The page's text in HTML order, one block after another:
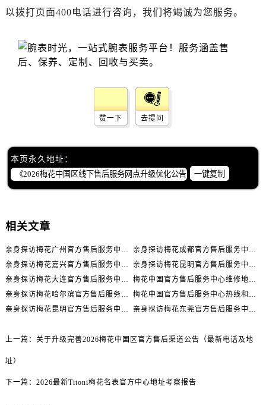
四川省南充市高坪区江东大道售后服务中心（需提前预约）
四川省雅安市雨城区熊猫大道售后服务中心（需提前预约）
四川省自贡市自流井区华商北路售后服务中心（需提前预约）
西藏自治区昌都市卡若区昌都西路售后服务中心（需提前预约）
以拨打页面400电话进行咨询，我们将竭诚为您服务。
赞一下 去提问
本页永久地址：
一键复制
相关文章
亲身探访梅花广州官方售后服务中心｜全部地址与售后电话（2026年7月最新）
亲身探访梅花成都官方售后服务中心｜网点地址与电话（2026年7月最新）
亲身探访梅花嘉兴官方售后服务中心｜网点地址与电话（2026年7月最新）
亲身探访梅花昆明官方售后服务中心｜地址与官方电话（2026年7月最新）
亲身探访梅花大连官方售后服务中心｜网点地址与电话（2026年7月最新）
梅花中国官方售后服务中心维修地址与客服热线实地考察报告+多信源验证（2026年7月最新）
亲身探访梅花哈尔滨官方售后服务中心｜网点地址及官方热线（2026年7月最新）
梅花中国官方售后服务中心热线和维修门店详细地址实地考察报告_多信源验证（2026年7月最新）
亲身探访梅花昆明官方售后服务中心｜热线电话与网点地址（2026年7月最新）
亲身探访梅花东莞官方售后服务中心｜最新地址及服务热线（2026年7月最新）
上一篇： 关于升级完善2026梅花中国区官方售后渠道公告（最新电话及地
址）
下一篇： 2026最新Titoni梅花名表官方中心地址考察报告